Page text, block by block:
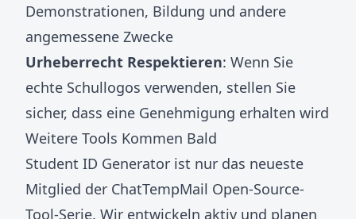
Demonstrationen, Bildung und andere
angemessene Zwecke
Urheberrecht Respektieren: Wenn Sie
echte Schullogos verwenden, stellen Sie
sicher, dass eine Genehmigung erhalten wird
Weitere Tools Kommen Bald
Student ID Generator ist nur das neueste
Mitglied der ChatTempMail Open-Source-
Tool-Serie. Wir entwickeln aktiv und planen